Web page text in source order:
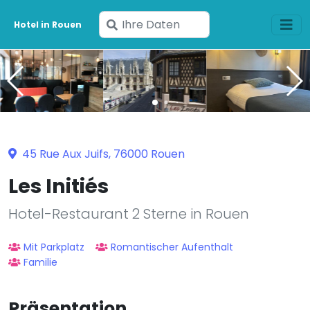
Hotel in Rouen
Geben
Sie
Ihre
Daten
ein
45 Rue Aux Juifs, 76000 Rouen
Les Initiés
Hotel-Restaurant 2 Sterne in Rouen
Mit Parkplatz
Romantischer Aufenthalt
Familie